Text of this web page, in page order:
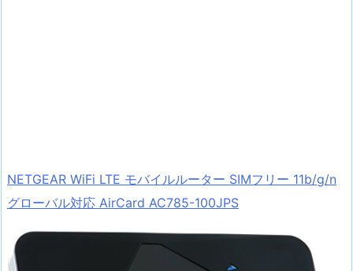
NETGEAR WiFi LTE モバイルルーター SIMフリー 11b/g/n
グローバル対応 AirCard AC785-100JPS